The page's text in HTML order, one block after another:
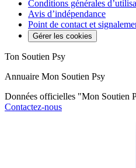
Conditions générales
Avis d’indépendance
Point de contact et
Gérer les cookies
Ton Soutien Psy
Annuaire Mon Soutien Psy
Données officielles "Mon Soutien
Contactez-nous